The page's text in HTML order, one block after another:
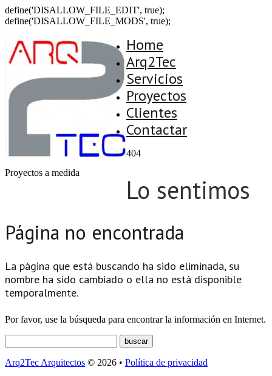
define('DISALLOW_FILE_EDIT', true);
define('DISALLOW_FILE_MODS', true);
Proyectos a medida
Home
Arq2Tec
Servicios
Proyectos
Clientes
Contactar
404
Lo sentimos
Página no encontrada
La página que está buscando ha sido eliminada, su
nombre ha sido cambiado o ella no está disponible
temporalmente.
Por favor, use la búsqueda para encontrar la información en Internet.
Arq2Tec Arquitectos © 2026 • Política de privacidad